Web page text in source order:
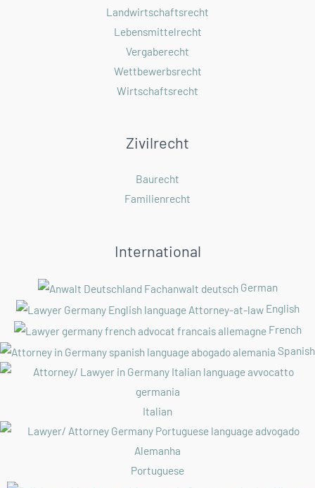
Landwirtschaftsrecht
Lebensmittelrecht
Vergaberecht
Wettbewerbsrecht
Wirtschaftsrecht
Zivilrecht
Baurecht
Familienrecht
International
German
English
French
Spanish
Italian
Portuguese